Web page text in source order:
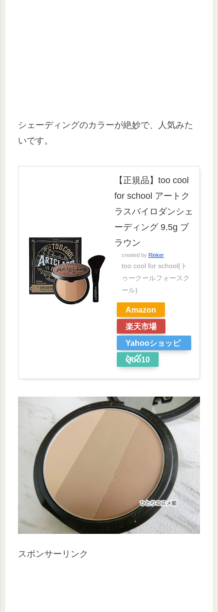
シェーディングのカラーが絶妙で、人気みた
いです。
【正規品】too cool
for school アートク
ラスバイロダンシェ
ーディング 9.5g ブ
ラウン
created by Rinker
too cool for school(ト
ゥークールフォースク
ール)
Amazon
楽天市場
Yahooショッピ
ング
Qoo10
スポンサーリンク